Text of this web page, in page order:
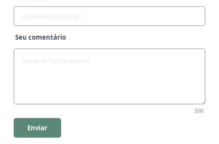
Seu comentário
500
Enviar